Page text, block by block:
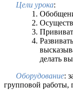
Цели урока:
делать
Оборудование:
групповой работы,